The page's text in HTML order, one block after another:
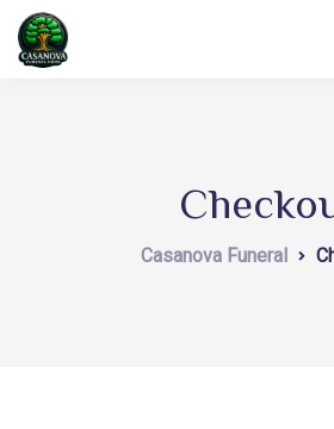
Casanova Funeral